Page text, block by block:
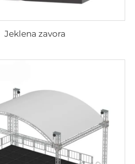
Jeklena zavora